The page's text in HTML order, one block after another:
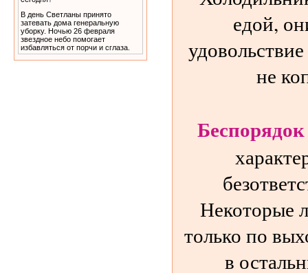
В день Светланы принято
затевать дома генеральную
уборку. Ночью 26 февраля
звездное небо помогает
избавляться от порчи и сглаза.
едой,
не
Некоторые
только по
в